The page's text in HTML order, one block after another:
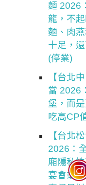
麵 2026
龍，不
麵、肉
十足，
(停業)
【台北
當 2026
堡，而
吃高CP
【台北
2026：
廂隱私
宴會或